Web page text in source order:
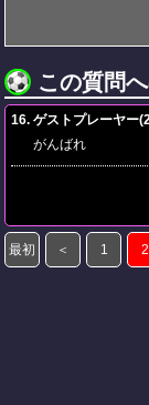
この質問
16. ゲストプレーヤー
がんばれ
最初 ＜ 1 2